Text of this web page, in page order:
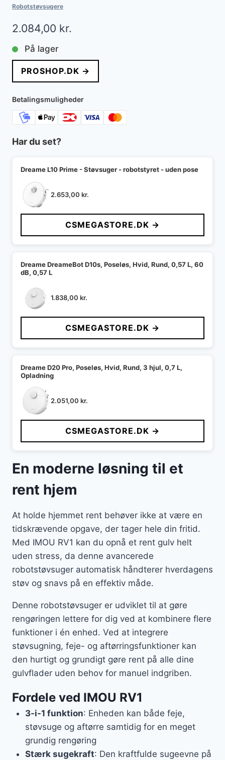
Robotstøvsugere
2.084,00 kr.
På lager
PROSHOP.DK →
Betalingsmuligheder
Har du set?
Dreame L10 Prime - Støvsuger - robotstyret - uden pose
2.653,00 kr.
CSMEGASTORE.DK →
Dreame DreameBot D10s, Poseløs, Hvid, Rund, 0,57 L, 60
dB, 0,57 L
1.838,00 kr.
CSMEGASTORE.DK →
Dreame D20 Pro, Poseløs, Hvid, Rund, 3 hjul, 0,7 L,
Opladning
2.051,00 kr.
CSMEGASTORE.DK →
En moderne løsning til et
rent hjem
At holde hjemmet rent behøver ikke at være en
tidskrævende opgave, der tager hele din fritid.
Med IMOU RV1 kan du opnå et rent gulv helt
uden stress, da denne avancerede
robotstøvsuger automatisk håndterer hverdagens
støv og snavs på en effektiv måde.
Denne robotstøvsuger er udviklet til at gøre
rengøringen lettere for dig ved at kombinere flere
funktioner i én enhed. Ved at integrere
støvsugning, feje- og aftørringsfunktioner kan
den hurtigt og grundigt gøre rent på alle dine
gulvflader uden behov for manuel indgriben.
Fordele ved IMOU RV1
3-i-1 funktion: Enheden kan både feje,
støvsuge og aftørre samtidig for en meget
grundig rengøring
Stærk sugekraft: Den kraftfulde sugeevne på